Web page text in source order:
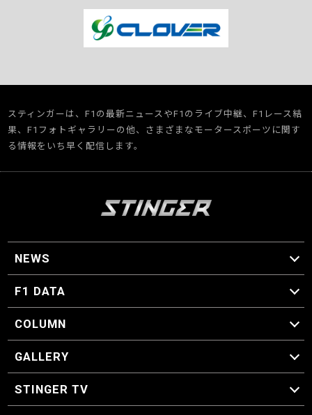
スティンガーは、F1の最新ニュースやF1のライブ中継、F1レース結
果、F1フォトギャラリーの他、さまざまなモータースポーツに関す
る情報をいち早く配信します。
NEWS
F1 ニュース
F1 DATA
F1 日程
F1 データ
COLUMN
マイ・ワンダフル・サーキット
スクーデリア・一方通行
F1に燃え、ゴルフに泣く日々。
スティングくんの部屋
GALLERY
GALLERY
STINGER TV